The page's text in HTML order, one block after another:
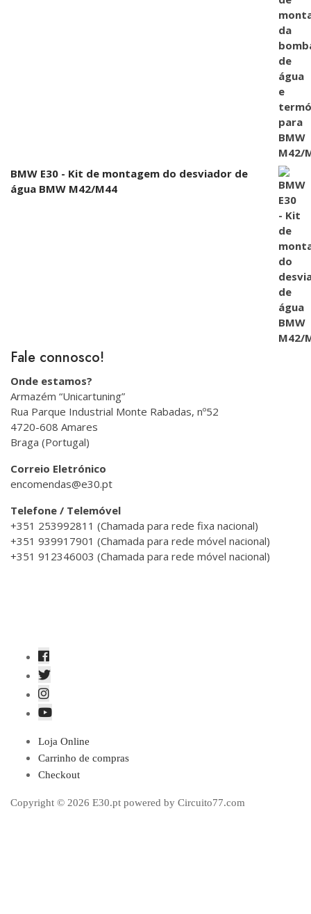
BMW E30 - Kit de montagem do desviador de
água BMW M42/M44
Fale connosco!
Onde estamos?
Armazém “Unicartuning”
Rua Parque Industrial Monte Rabadas, nº52
4720-608 Amares
Braga (Portugal)
Correio Eletrónico
encomendas@e30.pt
Telefone / Telemóvel
+351 253992811 (Chamada para rede fixa nacional)
+351 939917901 (Chamada para rede móvel nacional)
+351 912346003 (Chamada para rede móvel nacional)
Loja Online
Carrinho de compras
Checkout
Copyright © 2026 E30.pt powered by Circuito77.com